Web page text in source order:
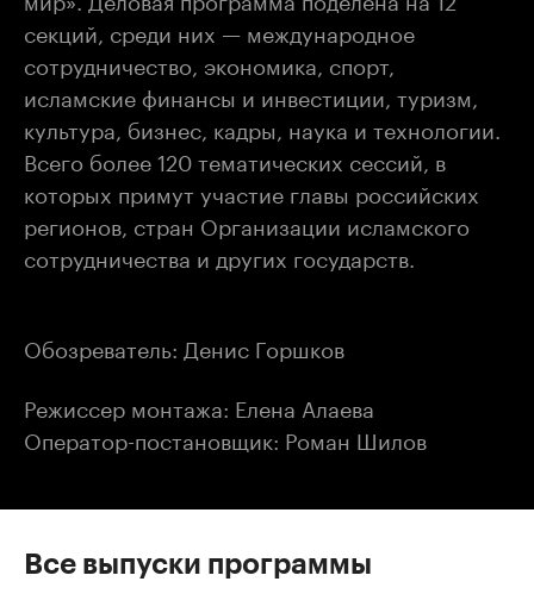
секций, среди них — международное
сотрудничество, экономика, спорт,
исламские финансы и инвестиции, туризм,
культура, бизнес, кадры, наука и технологии.
Всего более 120 тематических сессий, в
которых примут участие главы российских
регионов, стран Организации исламского
сотрудничества и других государств.
Обозреватель: Денис Горшков
Режиссер монтажа: Елена Алаева
Оператор-постановщик: Роман Шилов
Все выпуски программы